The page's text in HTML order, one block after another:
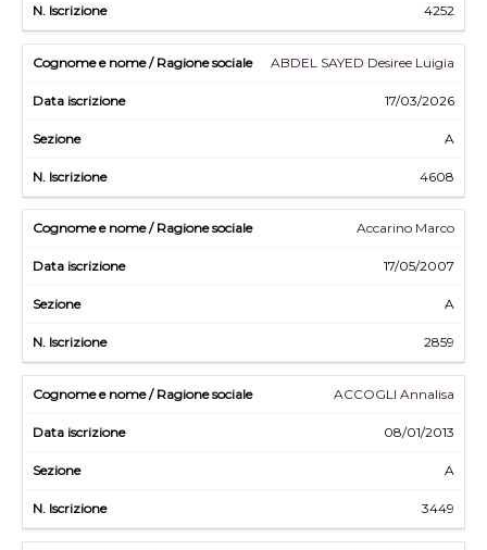
4252
ABDEL SAYED Desiree Luigia
17/03/2026
A
4608
Accarino Marco
17/05/2007
A
2859
ACCOGLI Annalisa
08/01/2013
A
3449